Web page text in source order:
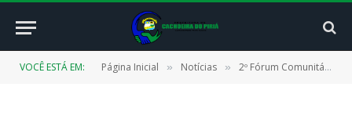
VOCÊ ESTÁ EM: Página Inicial » Notícias » 2º Fórum Comunitário Selo Unicef mobiliza diálogos sobre os direitos das crianças e adolescentes.